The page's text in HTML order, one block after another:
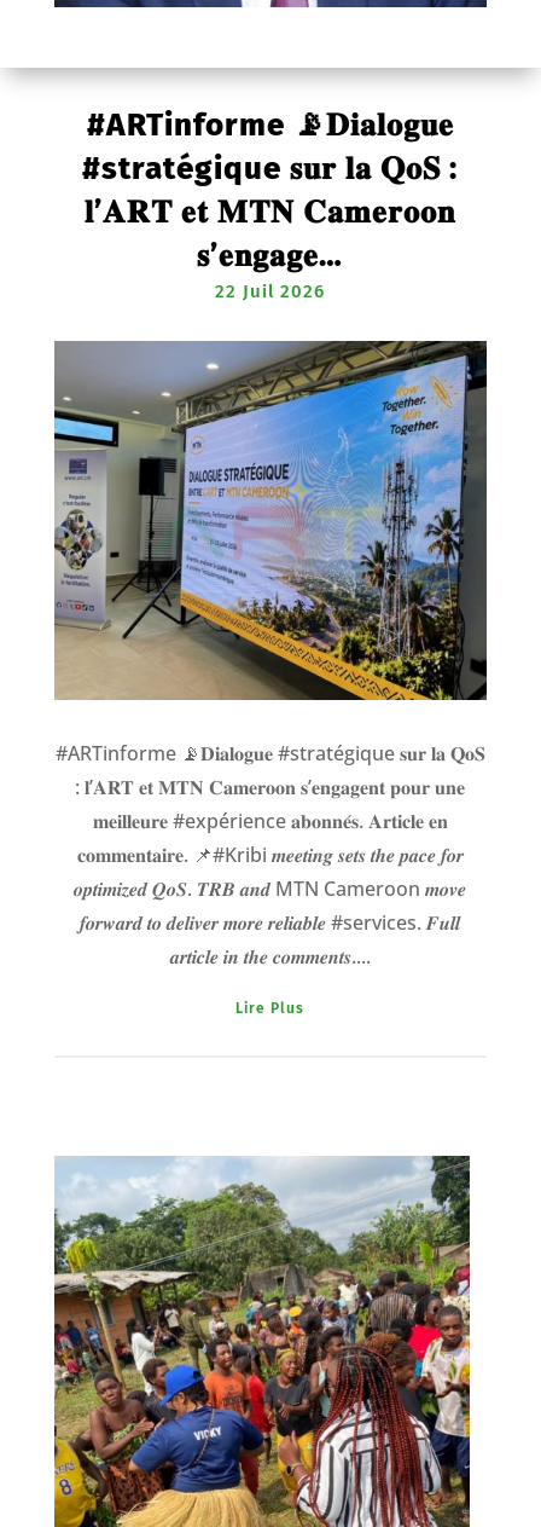
#ARTinforme 📡𝐃𝐢𝐚𝐥𝐨𝐠𝐮𝐞
#stratégique 𝐬𝐮𝐫 𝐥𝐚 𝐐𝐨𝐒 :
𝐥’𝐀𝐑𝐓 𝐞𝐭 𝐌𝐓𝐍 𝐂𝐚𝐦𝐞𝐫𝐨𝐨𝐧
𝐬’𝐞𝐧𝐠𝐚𝐠𝐞…
22 Juil 2026
#ARTinforme 📡𝐃𝐢𝐚𝐥𝐨𝐠𝐮𝐞 #stratégique 𝐬𝐮𝐫 𝐥𝐚 𝐐𝐨𝐒
: 𝐥’𝐀𝐑𝐓 𝐞𝐭 𝐌𝐓𝐍 𝐂𝐚𝐦𝐞𝐫𝐨𝐨𝐧 𝐬’𝐞𝐧𝐠𝐚𝐠𝐞𝐧𝐭 𝐩𝐨𝐮𝐫 𝐮𝐧𝐞
𝐦𝐞𝐢𝐥𝐥𝐞𝐮𝐫𝐞 #expérience 𝐚𝐛𝐨𝐧𝐧𝐞́𝐬. 𝐀𝐫𝐭𝐢𝐜𝐥𝐞 𝐞𝐧
𝐜𝐨𝐦𝐦𝐞𝐧𝐭𝐚𝐢𝐫𝐞. 📌#Kribi 𝒎𝒆𝒆𝒕𝒊𝒏𝒈 𝒔𝒆𝒕𝒔 𝒕𝒉𝒆 𝒑𝒂𝒄𝒆 𝒇𝒐𝒓
𝒐𝒑𝒕𝒊𝒎𝒊𝒛𝒆𝒅 𝑸𝒐𝑺. 𝑻𝑹𝑩 𝒂𝒏𝒅 MTN Cameroon 𝒎𝒐𝒗𝒆
𝒇𝒐𝒓𝒘𝒂𝒓𝒅 𝒕𝒐 𝒅𝒆𝒍𝒊𝒗𝒆𝒓 𝒎𝒐𝒓𝒆 𝒓𝒆𝒍𝒊𝒂𝒃𝒍𝒆 #services. 𝑭𝒖𝒍𝒍
𝒂𝒓𝒕𝒊𝒄𝒍𝒆 𝒊𝒏 𝒕𝒉𝒆 𝒄𝒐𝒎𝒎𝒆𝒏𝒕𝒔....
Lire Plus